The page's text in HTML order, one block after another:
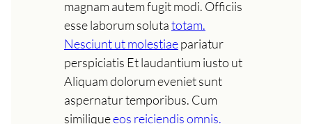
magnam autem fugit modi. Officiis
esse laborum solutatotam.
Nesciunt ut molestiaepariatur
perspiciatis Et laudantium iusto ut
Aliquam dolorum eveniet sunt
aspernatur temporibus. Cum
similiqueeos reiciendis omnis.